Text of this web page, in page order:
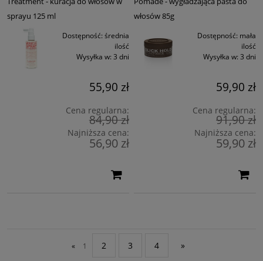
sprayu 125 ml
Dostępność: średnia
ilość
Wysyłka w: 3 dni
55,90 zł
Cena regularna:
84,90 zł
Najniższa cena:
56,90 zł
włosów 85g
Dostępność: mała
ilość
Wysyłka w: 3 dni
59,90 zł
Cena regularna:
91,90 zł
Najniższa cena:
59,90 zł
« 1 2 3 4 »